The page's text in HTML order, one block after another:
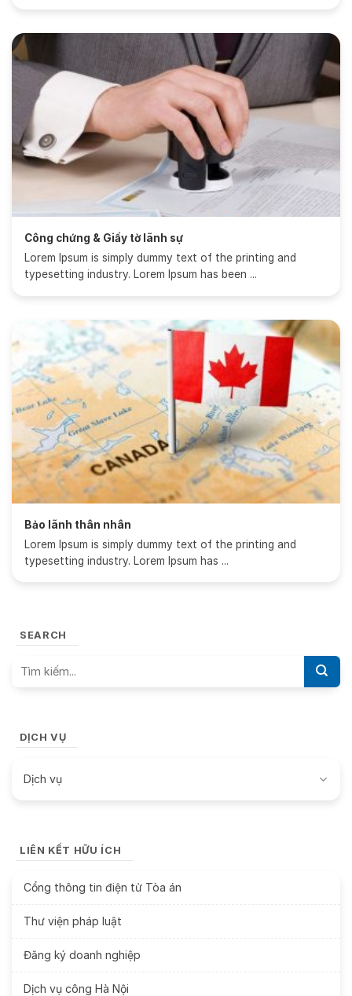
Công chứng & Giấy tờ lãnh sự
Lorem Ipsum is simply dummy text of the printing and
typesetting industry. Lorem Ipsum has been ...
Bảo lãnh thân nhân
Lorem Ipsum is simply dummy text of the printing and
typesetting industry. Lorem Ipsum has ...
SEARCH
DỊCH VỤ
Dịch vụ
LIÊN KẾT HỮU ÍCH
Cổng thông tin điện tử Tòa án
Thư viện pháp luật
Đăng ký doanh nghiệp
Dịch vụ công Hà Nội